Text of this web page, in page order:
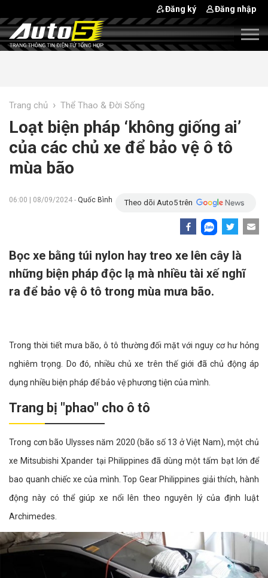
Đăng ký Đăng nhập
Trang chủ › Thể Thao & Đời Sống
Loạt biện pháp ‘không giống ai’
của các chủ xe để bảo vệ ô tô
mùa bão
06:00 | 08/09/2024 - Quốc Bình Theo dõi Auto5 trên
Bọc xe bằng túi nylon hay treo xe lên cây là
những biện pháp độc lạ mà nhiều tài xế nghĩ
ra để bảo vệ ô tô trong mùa mưa bão.
Trong thời tiết mưa bão, ô tô thường đối mặt với nguy cơ hư hỏng
nghiêm trọng. Do đó, nhiều chủ xe trên thế giới đã chủ động áp
dụng nhiều biện pháp để bảo vệ phương tiện của mình.
Trang bị "phao" cho ô tô
Trong cơn bão Ulysses năm 2020 (bão số 13 ở Việt Nam), một chủ
xe Mitsubishi Xpander tại Philippines đã dùng một tấm bạt lớn để
bao quanh chiếc xe của mình. Top Gear Philippines giải thích, hành
động này có thể giúp xe nổi lên theo nguyên lý của định luật
Archimedes.